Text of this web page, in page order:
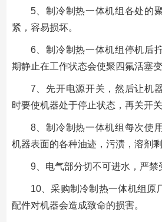
5、制冷制热一体机组各处的
紧，容易损坏。
6、制冷制热一体机组停机后
期静止在工作状态会使聚四氟活塞变
7、先开电源开关，然后让机
时要使机器处于停止状态，再关开关
8、制冷制热一体机组每次使
机器表面的各种油迹，污渍，溶剂
9、电气部分切不可进水，严禁
10、采购制冷制热一体机组原
配件对机器会造成致命的损害。